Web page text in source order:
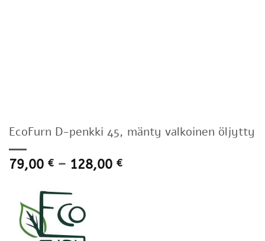
EcoFurn D-penkki 45, mänty valkoinen öljytty
79,00 € – 128,00 €Hintaluokka: